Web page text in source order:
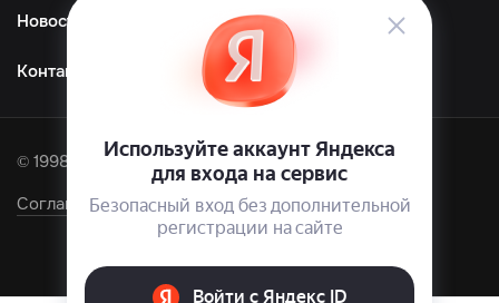
Новости
Контакты
© 1998—2026 ООО «ТМграфика»
Соглашение об обработке персональных данных